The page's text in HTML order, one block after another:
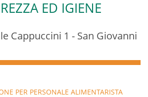
ED IGIENE
Cappuccini 1 - San Giovanni
PER PERSONALE ALIMENTARISTA